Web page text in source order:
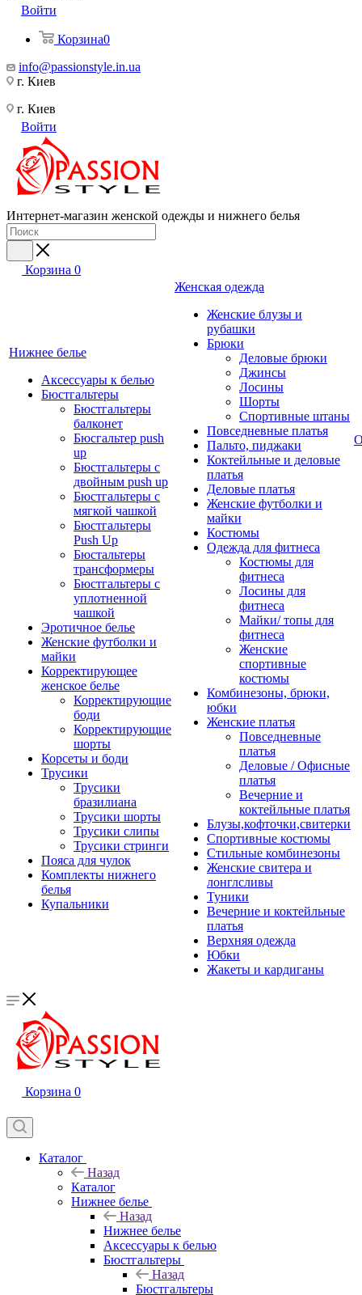
Войти
Корзина0
info@passionstyle.in.ua
г. Киев
г. Киев
Войти
Интернет-магазин женской одежды и нижнего белья
Корзина 0
Нижнее белье
Аксессуары к белью
Бюстгальтеры
Бюстгальтеры
балконет
Бюсгальтер push
up
Бюстгальтеры с
двойным push up
Бюстгальтеры с
мягкой чашкой
Бюстгальтеры
Push Up
Бюстальтеры
трансформеры
Бюстгальтеры с
уплотненной
чашкой
Эротичное белье
Женские футболки и
майки
Корректирующее
женское белье
Корректирующие
боди
Корректирующие
шорты
Корсеты и боди
Трусики
Трусики
бразилиана
Трусики шорты
Трусики слипы
Трусики стринги
Пояса для чулок
Комплекты нижнего
белья
Купальники
Женская одежда
Женские блузы и
рубашки
Брюки
Деловые брюки
Джинсы
Лосины
Шорты
Спортивные штаны
Повседневные платья
Пальто, пиджаки
Коктейльные и деловые
платья
Деловые платья
Женские футболки и
майки
Костюмы
Одежда для фитнеса
Костюмы для
фитнеса
Лосины для
фитнеса
Майки/ топы для
фитнеса
Женские
спортивные
костюмы
Комбинезоны, брюки,
юбки
Женские платья
Повседневные
платья
Деловые / Офисные
платья
Вечерние и
коктейльные платья
Блузы,кофточки,свитерки
Спортивные костюмы
Стильные комбинезоны
Женские свитера и
лонглсливы
Туники
Вечерние и коктейльные
платья
Верхняя одежда
Юбки
Жакеты и кардиганы
Корзина 0
Каталог
Назад
Каталог
Нижнее белье
Назад
Нижнее белье
Аксессуары к белью
Бюстгальтеры
Назад
Бюстгальтеры